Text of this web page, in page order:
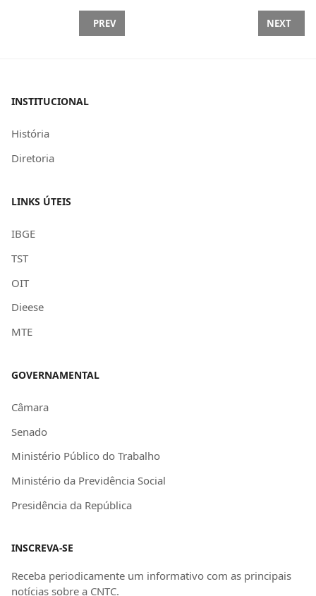
PREVIOUS ARTICLE: DIREITOS | STF DECIDE QUE
PREV NEXT
NEXT
INSTITUCIONAL
História
Diretoria
LINKS ÚTEIS
IBGE
TST
OIT
Dieese
MTE
GOVERNAMENTAL
Câmara
Senado
Ministério Público do Trabalho
Ministério da Previdência Social
Presidência da República
INSCREVA-SE
Receba periodicamente um informativo com as principais
notícias sobre a CNTC.